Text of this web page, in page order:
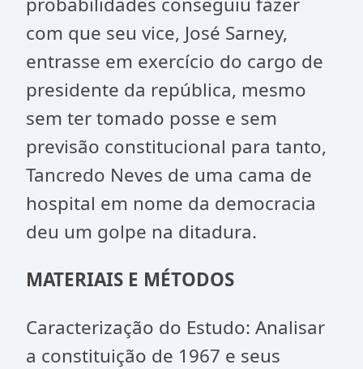
com que seu vice, José Sarney,
entrasse em exercício do cargo de
presidente da república, mesmo
sem ter tomado posse e sem
previsão constitucional para tanto,
Tancredo Neves de uma cama de
hospital em nome da democracia
deu um golpe na ditadura.
MATERIAIS E MÉTODOS
Caracterização do Estudo: Analisar
a constituição de 1967 e seus